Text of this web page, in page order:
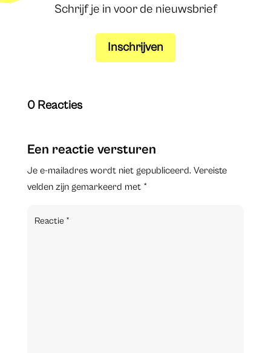
Schrijf je in voor de nieuwsbrief
Inschrijven
0 Reacties
Een reactie versturen
Je e-mailadres wordt niet gepubliceerd. Vereiste
velden zijn gemarkeerd met *